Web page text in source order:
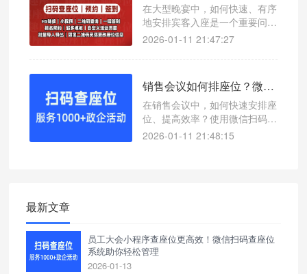
在大型晚宴中，如何快速、有序
地安排宾客入座是一个重要问
题。使用微信扫码查座位系统，
体用餐效率。
2026-01-11 21:47:27
销售会议如何排座位？微信扫码查座位系统让效率翻倍
在销售会议中，如何快速安排座
位、提高效率？使用微信扫码查
座位系统，一键查询座位号，支
2026-01-11 21:48:15
最新文章
员工大会小程序查座位更高效！微信扫码查座位
系统助你轻松管理
2026-01-13